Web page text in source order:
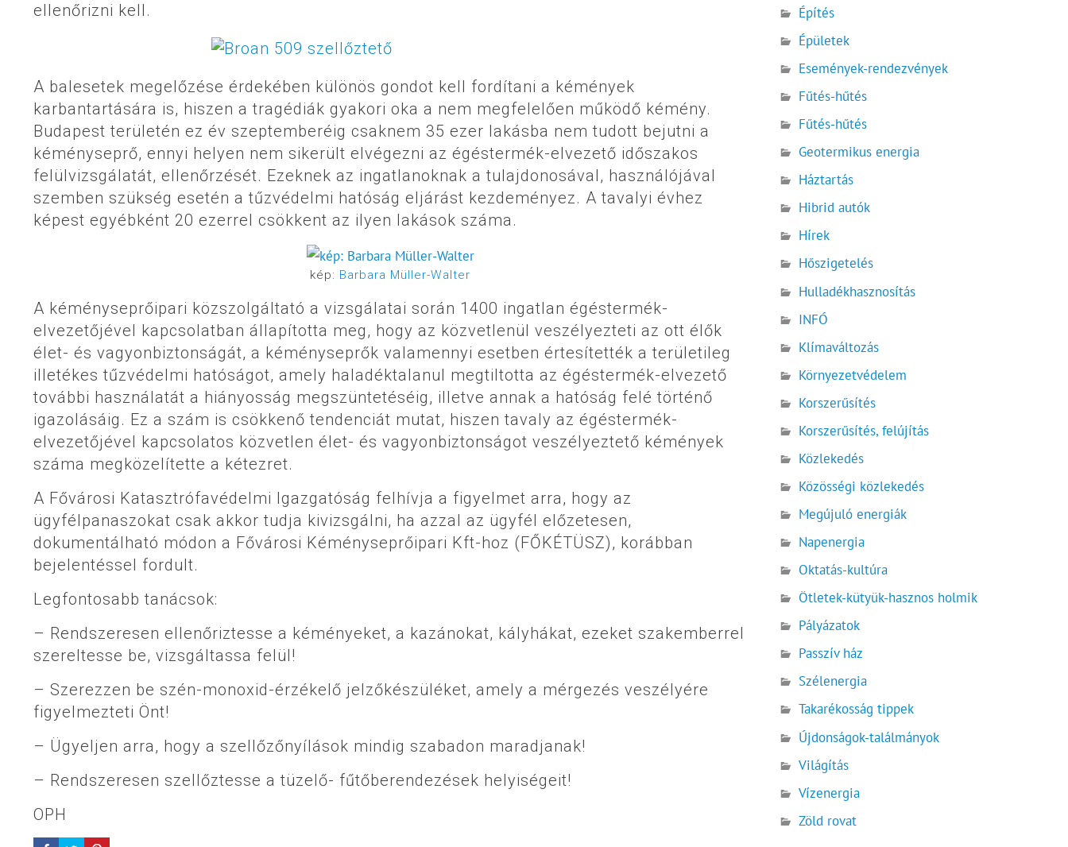
ellenőrizni kell.
A balesetek megelőzése érdekében különös gondot kell fordítani a kémények
karbantartására is, hiszen a tragédiák gyakori oka a nem megfelelően működő kémény.
Budapest területén ez év szeptemberéig csaknem 35 ezer lakásba nem tudott bejutni a
kéményseprő, ennyi helyen nem sikerült elvégezni az égéstermék-elvezető időszakos
felülvizsgálatát, ellenőrzését. Ezeknek az ingatlanoknak a tulajdonosával, használójával
szemben szükség esetén a tűzvédelmi hatóság eljárást kezdeményez. A tavalyi évhez
képest egyébként 20 ezerrel csökkent az ilyen lakások száma.
kép: Barbara Müller-Walter
A kéményseprőipari közszolgáltató a vizsgálatai során 1400 ingatlan égéstermék-
elvezetőjével kapcsolatban állapította meg, hogy az közvetlenül veszélyezteti az ott élők
élet- és vagyonbiztonságát, a kéményseprők valamennyi esetben értesítették a területileg
illetékes tűzvédelmi hatóságot, amely haladéktalanul megtiltotta az égéstermék-elvezető
további használatát a hiányosság megszüntetéséig, illetve annak a hatóság felé történő
igazolásáig. Ez a szám is csökkenő tendenciát mutat, hiszen tavaly az égéstermék-
elvezetőjével kapcsolatos közvetlen élet- és vagyonbiztonságot veszélyeztető kémények
száma megközelítette a kétezret.
A Fővárosi Katasztrófavédelmi Igazgatóság felhívja a figyelmet arra, hogy az
ügyfélpanaszokat csak akkor tudja kivizsgálni, ha azzal az ügyfél előzetesen,
dokumentálható módon a Fővárosi Kéményseprőipari Kft-hoz (FŐKÉTÜSZ), korábban
bejelentéssel fordult.
Legfontosabb tanácsok:
– Rendszeresen ellenőriztesse a kéményeket, a kazánokat, kályhákat, ezeket szakemberrel
szereltesse be, vizsgáltassa felül!
– Szerezzen be szén-monoxid-érzékelő jelzőkészüléket, amely a mérgezés veszélyére
figyelmezteti Önt!
– Ügyeljen arra, hogy a szellőzőnyílások mindig szabadon maradjanak!
– Rendszeresen szellőztesse a tüzelő- fűtőberendezések helyiségeit!
OPH
Építés
Épületek
Események-rendezvények
Fűtés-hűtés
Fűtés-hűtés
Geotermikus energia
Háztartás
Hibrid autók
Hírek
Hőszigetelés
Hulladékhasznosítás
INFÓ
Klímaváltozás
Környezetvédelem
Korszerűsítés
Korszerűsítés, felújítás
Közlekedés
Közösségi közlekedés
Megújuló energiák
Napenergia
Oktatás-kultúra
Ötletek-kütyük-hasznos holmik
Pályázatok
Passzív ház
Szélenergia
Takarékosság tippek
Újdonságok-találmányok
Világítás
Vízenergia
Zöld rovat